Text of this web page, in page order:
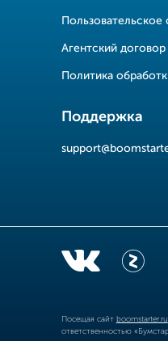
Пользовательское
Агентский договор
Политика
Поддержка
Посещая сайт boomstarter.ru
ответственностью